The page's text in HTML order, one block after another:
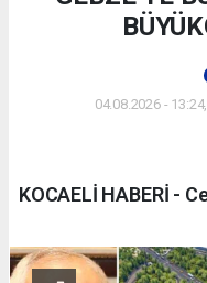
04.08.2026 -
KOCAELİ HABERİ -